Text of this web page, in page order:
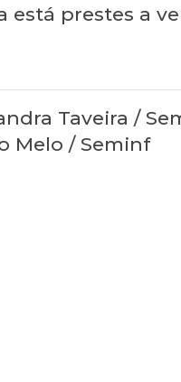
está prestes a
Taveira /
Melo / Seminf